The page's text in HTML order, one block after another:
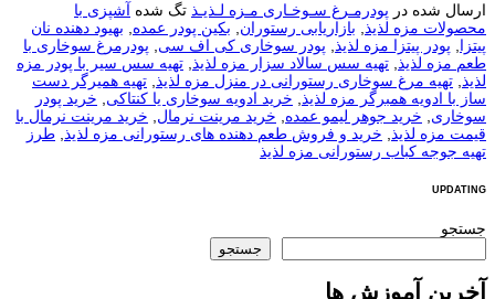
ارسال شده در پودرمـرغ سـوخـاری مـزه لـذیـذ تگ شده آشپزی با
محصولات مزه لذیذ, بازاریابی رستوران, بکین پودر عمده, بهیود دهنده نان
پیتزا, پودر پیتزا مزه لذیذ, پودر سوخاری کی اف سی, پودرمرغ سوخاری با
طعم مزه لذیذ, تهیه سس سالاد سزار مزه لذیذ, تهیه سس سیر با پودر مزه
لذیذ, تهیه مرغ سوخاری رستورانی در منزل مزه لذیذ, تهیه همیرگر دست
ساز با ادویه همبرگر مزه لذیذ, خرید ادویه سوخاری یا کنتاکی, خرید پودر
سوخاری, خرید جوهر لیمو عمده, خرید مرینت نرمال, خرید مرینت نرمال با
قیمت مزه لذیذ, خرید و فروش طعم دهنده های رستورانی مزه لذیذ, طرز
تهیه جوجه کباب رستورانی مزه لذیذ
UPDATING
جستجو
جستجو
آخرین آموزش ها